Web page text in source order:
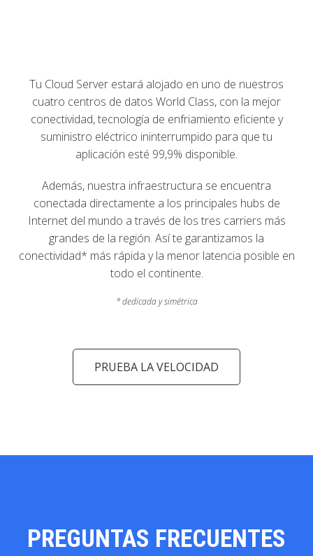
Tu Cloud Server estará alojado en uno de nuestros
cuatro centros de datos World Class, con la mejor
conectividad, tecnología de enfriamiento eficiente y
suministro eléctrico ininterrumpido para que tu
aplicación esté 99,9% disponible.
Además, nuestra infraestructura se encuentra
conectada directamente a los principales hubs de
Internet del mundo a través de los tres carriers más
grandes de la región. Así te garantizamos la
conectividad* más rápida y la menor latencia posible en
todo el continente.
* dedicada y simétrica
PRUEBA LA VELOCIDAD
PREGUNTAS FRECUENTES